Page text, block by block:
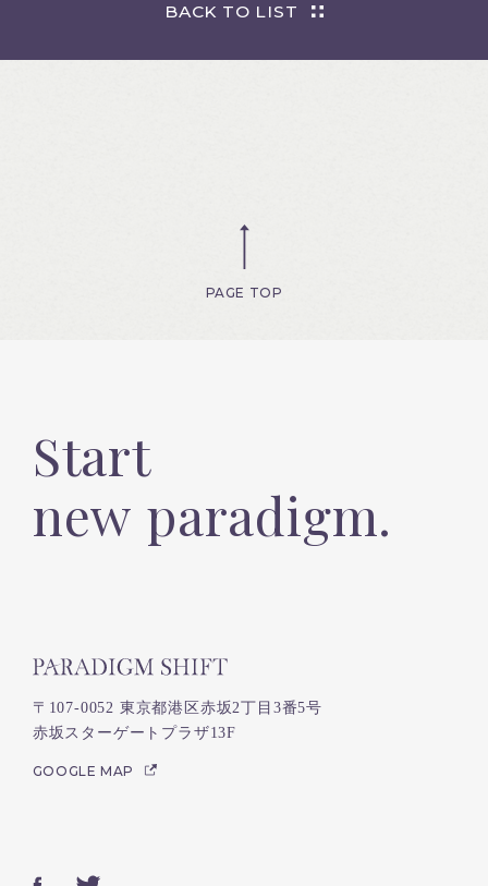
BACK TO LIST
PAGE TOP
Start
new paradigm.
〒107-0052 東京都港区赤坂2丁目3番5号
赤坂スターゲートプラザ13F
GOOGLE MAP